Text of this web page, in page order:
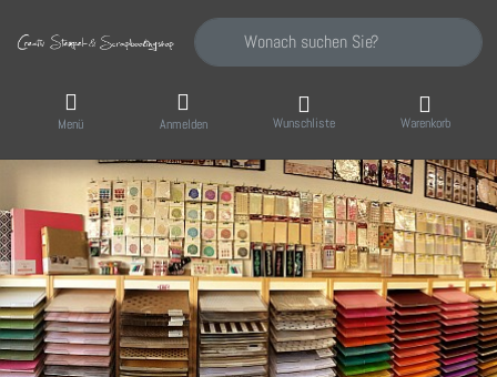
Geben Sie einen Suchbegriff ein. Während
Menü Anmelden Wunschliste Warenkorb